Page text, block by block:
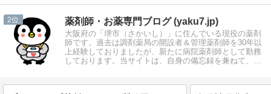
2 薬剤師・お薬専門ブログ (yaku7.jp)
大阪府の「堺市（さかいし）」に住んでいる現役の薬剤
師です。過去は調剤薬局の開設者＆管理薬剤師を30年以
上経験しておりましたが、新たに病院薬剤師として勤務
しております。当サイトは、自身の備忘録を兼ねて、記